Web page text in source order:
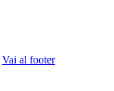
Vai al footer